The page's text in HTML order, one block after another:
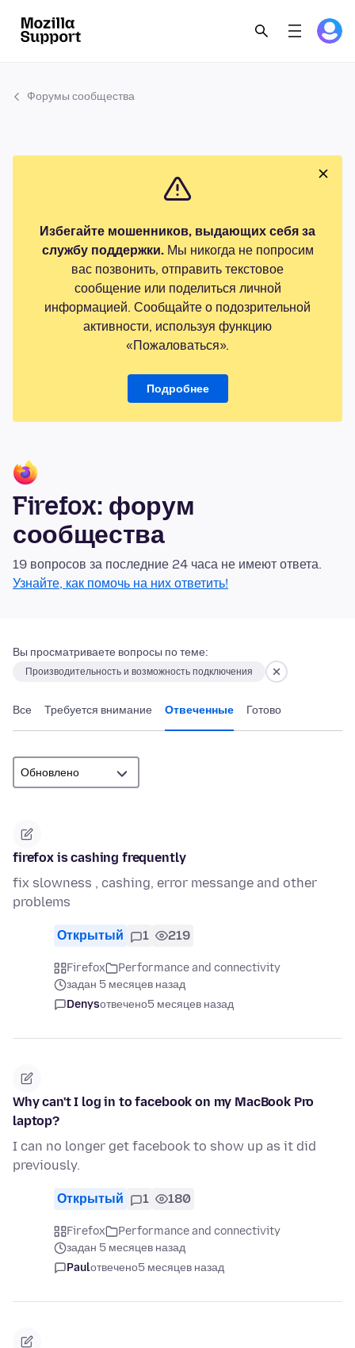
Форумы сообщества
Избегайте мошенников, выдающих себя за
службу поддержки.Мы никогда не попросим
вас позвонить, отправить текстовое
сообщение или поделиться личной
информацией. Сообщайте о подозрительной
активности, используя функцию
«Пожаловаться».
Подробнее
Firefox: форум
сообщества
19 вопросов за последние 24 часа не имеют ответа.
Узнайте, как помочь на них ответить!
Вы просматриваете вопросы по теме:
Производительность и возможность подключения
Все Требуется внимание Отвеченные Готово
firefox is cashing frequently
fix slowness , cashing, error messange and other
problems
Открытый 1 219
Firefox
Performance and connectivity
задан 5 месяцев назад
Denysотвечено5 месяцев назад
Why can't I log in to facebook on my MacBook Pro
laptop?
I can no longer get facebook to show up as it did
previously.
Открытый 1 180
Firefox
Performance and connectivity
задан 5 месяцев назад
Paulотвечено5 месяцев назад